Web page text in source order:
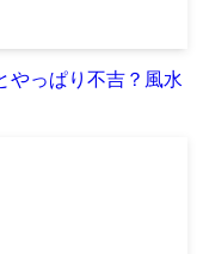
やっぱり不吉？風水